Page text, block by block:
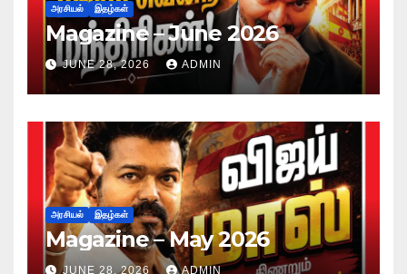
அரசியல் இதழ்கள்
Magazine – June 2026
JUNE 28, 2026 ADMIN
அரசியல் இதழ்கள்
Magazine – May 2026
JUNE 28, 2026 ADMIN